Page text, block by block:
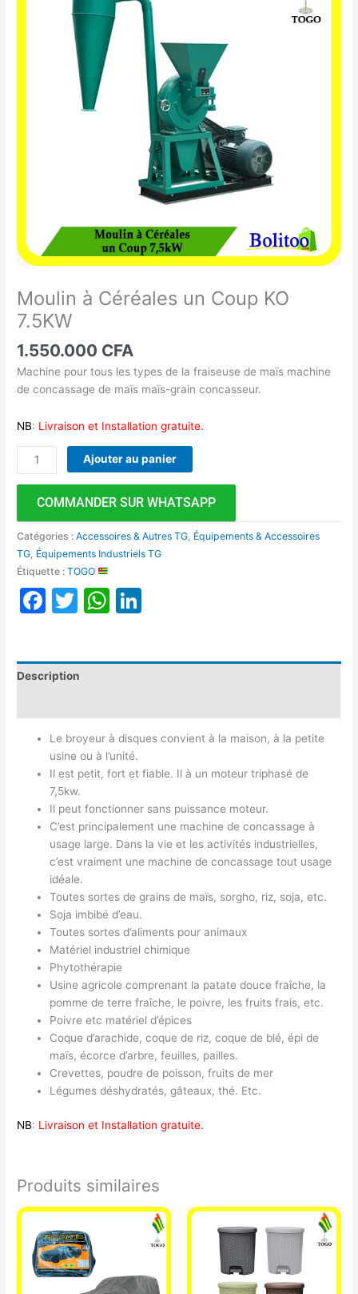
Moulin à Céréales un Coup KO
7.5KW
1.550.000 CFA
Machine pour tous les types de la fraiseuse de maïs machine
de concassage de maïs maïs-grain concasseur.
NB: Livraison et Installation gratuite.
Ajouter au panier
COMMANDER SUR WHATSAPP
Catégories :Accessoires & Autres TG Équipements & Accessoires
TG Équipements Industriels TG
Étiquette :TOGO
Facebook
TwitterWhatsApp
Description
Le broyeur à disques convient à la maison, à la petite
usine ou à l’unité.
Il est petit, fort et fiable. Il à un moteur triphasé de
7,5kw.
Il peut fonctionner sans puissance moteur.
C’est principalement une machine de concassage à
usage large. Dans la vie et les activités industrielles,
c’est vraiment une machine de concassage tout usage
idéale.
Toutes sortes de grains de maïs, sorgho, riz, soja, etc.
Soja imbibé d’eau.
Toutes sortes d’aliments pour animaux
Matériel industriel chimique
Phytothérapie
Usine agricole comprenant la patate douce fraîche, la
pomme de terre fraîche, le poivre, les fruits frais, etc.
Poivre etc matériel d’épices
Coque d’arachide, coque de riz, coque de blé, épi de
maïs, écorce d’arbre, feuilles, pailles.
Crevettes, poudre de poisson, fruits de mer
Légumes déshydratés, gâteaux, thé. Etc.
NB: Livraison et Installation gratuite.
Produits similaires